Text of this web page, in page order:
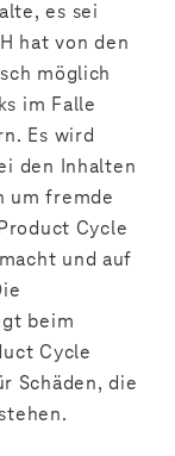
es sei
hat von den
möglich
im Falle
Es wird
den Inhalten
um fremde
Cycle
und auf
beim
Cycle
Schäden, die